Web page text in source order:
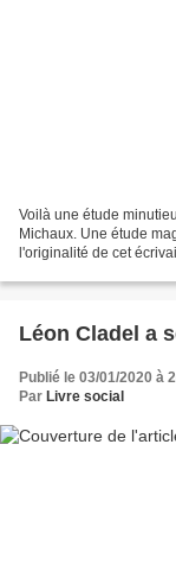
Voilà une étude
Michaux. Une étude
l'originalité de cet
Léon Cladel a
Publié le 03/01/2020 à
Par Livre social